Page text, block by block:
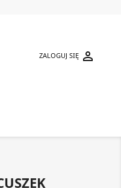

ZALOGUJ SIĘ